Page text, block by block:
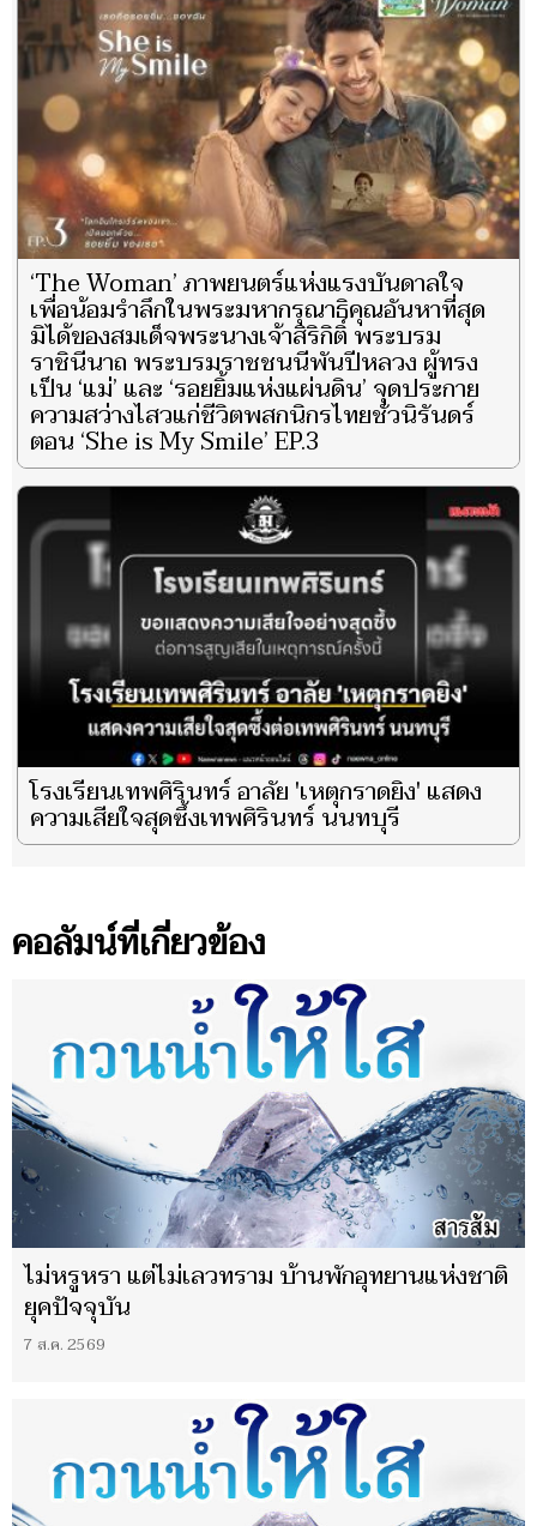
‘The Woman’ ภาพยนตร์แห่งแรงบันดาลใจ
เพื่อน้อมรำลึกในพระมหากรุณาธิคุณอันหาที่สุด
มิได้ของสมเด็จพระนางเจ้าสิริกิติ์ พระบรม
ราชินีนาถ พระบรมราชชนนีพันปีหลวง ผู้ทรง
เป็น ‘แม่’ และ ‘รอยยิ้มแห่งแผ่นดิน’ จุดประกาย
ความสว่างไสวแก่ชีวิตพสกนิกรไทยชั่วนิรันดร์
ตอน ‘She is My Smile’ EP.3
โรงเรียนเทพศิรินทร์ อาลัย 'เหตุกราดยิง' แสดง
ความเสียใจสุดซึ้งเทพศิรินทร์ นนทบุรี
คอลัมน์ที่เกี่ยวข้อง
ไม่หรูหรา แต่ไม่เลวทราม บ้านพักอุทยานแห่งชาติ
ยุคปัจจุบัน
7 ส.ค. 2569